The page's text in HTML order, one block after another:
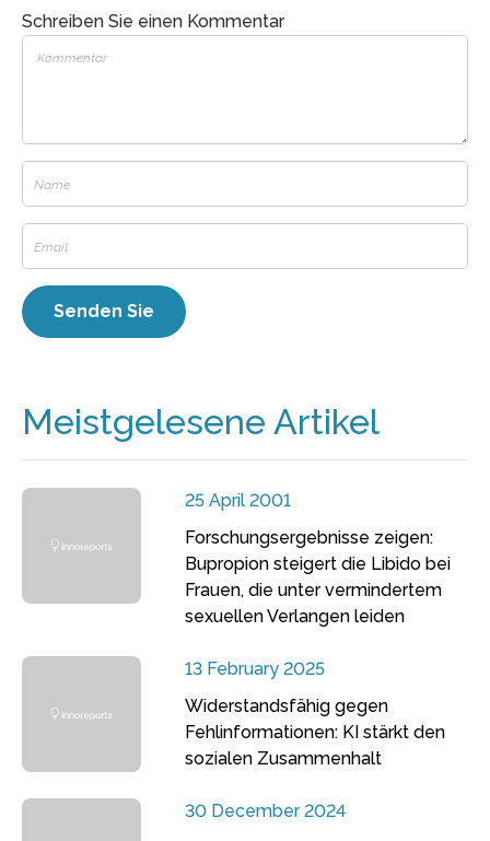
Schreiben Sie einen Kommentar
Meistgelesene Artikel
25 April 2001
Forschungsergebnisse zeigen:
Bupropion steigert die Libido bei
Frauen, die unter vermindertem
sexuellen Verlangen leiden
13 February 2025
Widerstandsfähig gegen
Fehlinformationen: KI stärkt den
sozialen Zusammenhalt
30 December 2024